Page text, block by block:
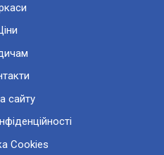
сайту
Cookies